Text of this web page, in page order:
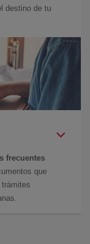
destino de tu
frecuentes
que